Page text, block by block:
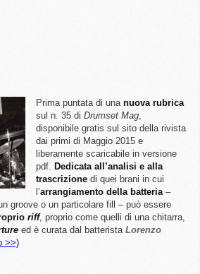
Prima puntata di una nuova rubrica
sul n. 35 di Drumset Mag,
disponibile gratis sul sito della rivista
dai primi di Maggio 2015 e
liberamente scaricabile in versione
pdf. Dedicata all’analisi e alla
trascrizione di quei brani in cui
l’arrangiamento della batteria–
groove o un particolare fill – può essere
riff, proprio come quelli di una chitarra,
ed è curata dal batterista Lorenzo
>>)